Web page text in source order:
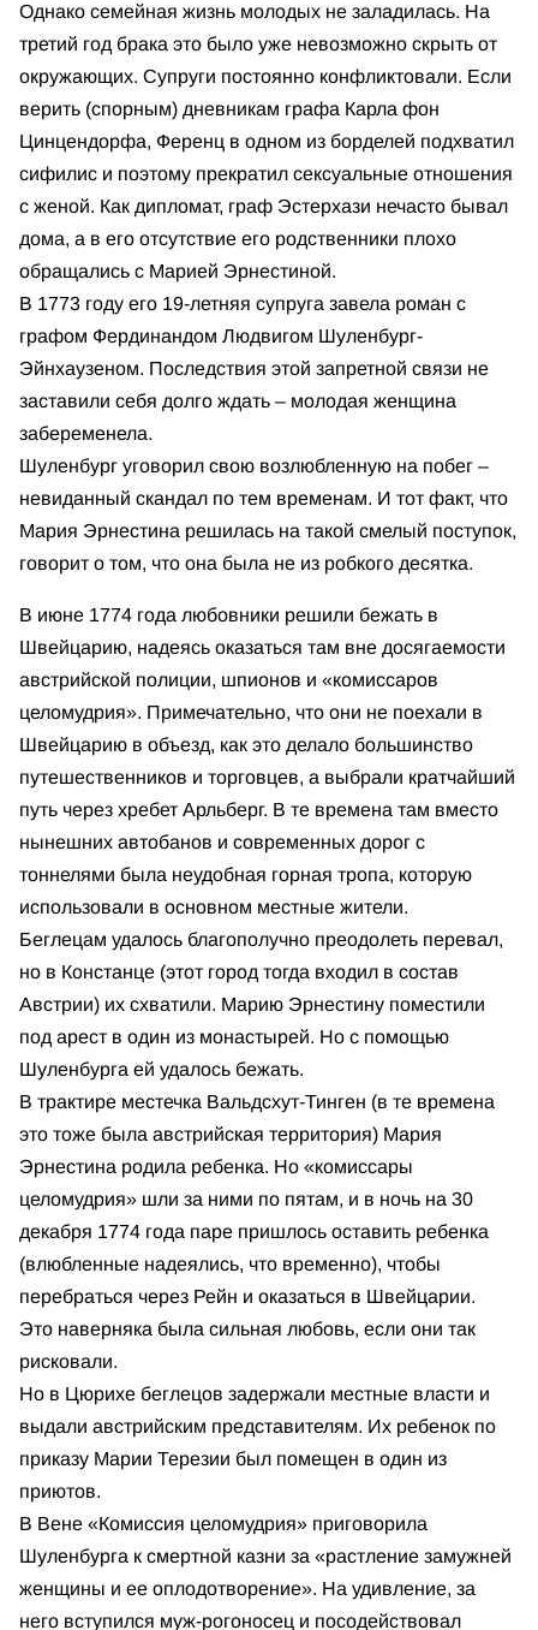
Однако семейная жизнь молодых не заладилась. На
третий год брака это было уже невозможно скрыть от
окружающих. Супруги постоянно конфликтовали. Если
верить (спорным) дневникам графа Карла фон
Цинцендорфа, Ференц в одном из борделей подхватил
сифилис и поэтому прекратил сексуальные отношения
с женой. Как дипломат, граф Эстерхази нечасто бывал
дома, а в его отсутствие его родственники плохо
обращались с Марией Эрнестиной.
В 1773 году его 19-летняя супруга завела роман с
графом Фердинандом Людвигом Шуленбург-
Эйнхаузеном. Последствия этой запретной связи не
заставили себя долго ждать – молодая женщина
забеременела.
Шуленбург уговорил свою возлюбленную на побег –
невиданный скандал по тем временам. И тот факт, что
Мария Эрнестина решилась на такой смелый поступок,
говорит о том, что она была не из робкого десятка.
В июне 1774 года любовники решили бежать в
Швейцарию, надеясь оказаться там вне досягаемости
австрийской полиции, шпионов и «комиссаров
целомудрия». Примечательно, что они не поехали в
Швейцарию в объезд, как это делало большинство
путешественников и торговцев, а выбрали кратчайший
путь через хребет Арльберг. В те времена там вместо
нынешних автобанов и современных дорог с
тоннелями была неудобная горная тропа, которую
использовали в основном местные жители.
Беглецам удалось благополучно преодолеть перевал,
но в Констанце (этот город тогда входил в состав
Австрии) их схватили. Марию Эрнестину поместили
под арест в один из монастырей. Но с помощью
Шуленбурга ей удалось бежать.
В трактире местечка Вальдсхут-Тинген (в те времена
это тоже была австрийская территория) Мария
Эрнестина родила ребенка. Но «комиссары
целомудрия» шли за ними по пятам, и в ночь на 30
декабря 1774 года паре пришлось оставить ребенка
(влюбленные надеялись, что временно), чтобы
перебраться через Рейн и оказаться в Швейцарии.
Это наверняка была сильная любовь, если они так
рисковали.
Но в Цюрихе беглецов задержали местные власти и
выдали австрийским представителям. Их ребенок по
приказу Марии Терезии был помещен в один из
приютов.
В Вене «Комиссия целомудрия» приговорила
Шуленбурга к смертной казни за «растление замужней
женщины и ее оплодотворение». На удивление, за
него вступился муж-рогоносец и посодействовал